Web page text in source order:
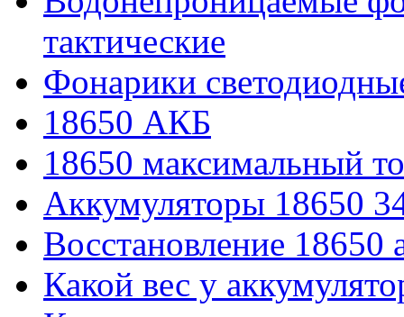
тактические
Фонарики
18650 АКБ
18650 максимальный
Аккумуляторы 18650
Восстановление 18650
Какой вес у